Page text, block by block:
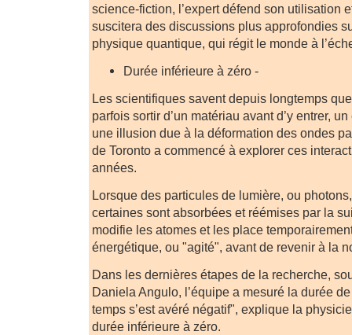
science-fiction, l’expert défend son utilisation
suscitera des discussions plus approfondies
physique quantique, qui régit le monde à
Durée inférieure à zéro -
Les scientifiques savent depuis longtemps
parfois sortir d’un matériau avant d’y entrer,
une illusion due à la déformation des ondes
de Toronto a commencé à explorer ces
années.
Lorsque des particules de lumière, ou
certaines sont absorbées et réémises par la
modifie les atomes et les place
énergétique, ou "agité", avant de revenir à la
Dans les dernières étapes de la recherche,
Daniela Angulo, l’équipe a mesuré la durée
temps s’est avéré négatif", explique la
durée inférieure à zéro.